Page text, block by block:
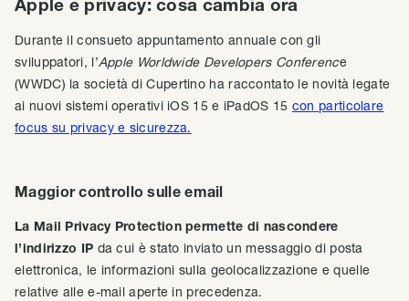
Apple e privacy: cosa cambia ora
Durante il consueto appuntamento annuale con gli
sviluppatori, l’Apple Worldwide Developers Conference
(WWDC) la società di Cupertino ha raccontato le novità legate
ai nuovi sistemi operativi iOS 15 e iPadOS 15 con particolare
focus su privacy e sicurezza.
Maggior controllo sulle email
La Mail Privacy Protection permette di nascondere
l’indirizzo IP da cui è stato inviato un messaggio di posta
elettronica, le informazioni sulla geolocalizzazione e quelle
relative alle e-mail aperte in precedenza.